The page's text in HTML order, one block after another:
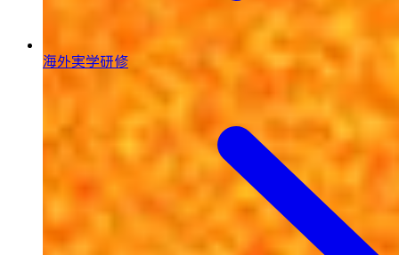
海外実学研修